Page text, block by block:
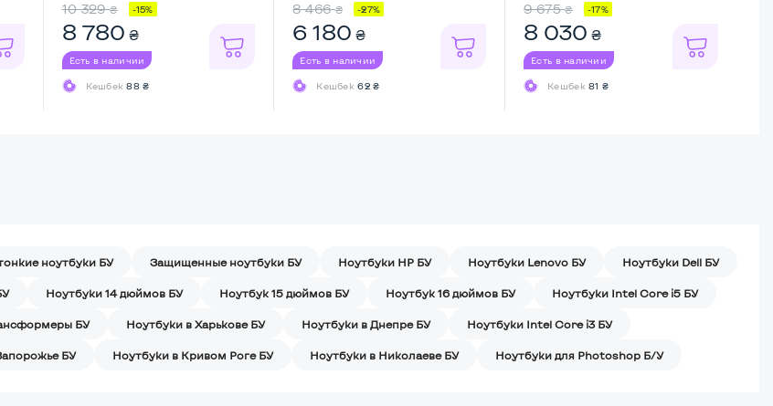
10 329 ₴ -15%
8 780 ₴
Есть в наличии
Кешбек88 ₴
8 466 ₴ -27%
6 180 ₴
Есть в наличии
Кешбек62 ₴
9 675 ₴ -17%
8 030 ₴
Есть в наличии
Кешбек81 ₴
ноутбуки БУ Защищенные ноутбуки БУ Ноутбуки HP БУ Ноутбуки Lenovo БУ Ноутбуки Dell БУ
Ноутбуки 14 дюймов БУ Ноутбук 15 дюймов БУ Ноутбук 16 дюймов БУ Ноутбуки Intel Core i5 БУ
БУ Ноутбуки в Харькове БУ Ноутбуки в Днепре БУ Ноутбуки Intel Core i3 БУ
БУ Ноутбуки в Кривом Роге БУ Ноутбуки в Николаеве БУ Ноутбуки для Photoshop Б/У